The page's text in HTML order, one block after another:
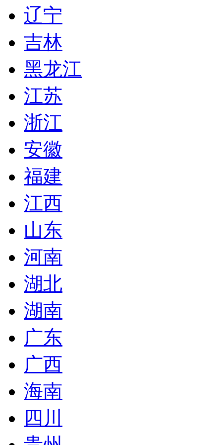
辽宁
吉林
黑龙江
江苏
浙江
安徽
福建
江西
山东
河南
湖北
湖南
广东
广西
海南
四川